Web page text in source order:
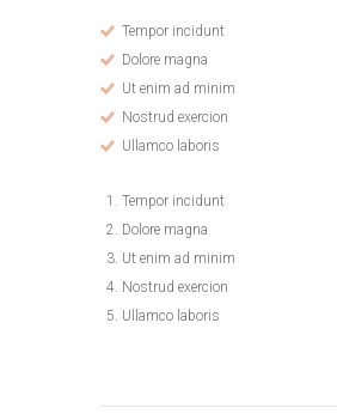
Tempor incidunt
Dolore magna
Ut enim ad minim
Nostrud exercion
Ullamco laboris
Tempor incidunt
Dolore magna
Ut enim ad minim
Nostrud exercion
Ullamco laboris